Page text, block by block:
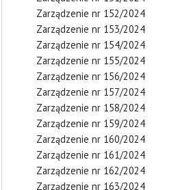
Zarządzenie nr 152/2024
Zarządzenie nr 153/2024
Zarządzenie nr 154/2024
Zarządzenie nr 155/2024
Zarządzenie nr 156/2024
Zarządzenie nr 157/2024
Zarządzenie nr 158/2024
Zarządzenie nr 159/2024
Zarządzenie nr 160/2024
Zarządzenie nr 161/2024
Zarządzenie nr 162/2024
Zarządzenie nr 163/2024